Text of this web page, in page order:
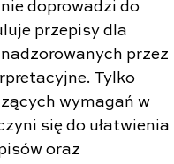
doprowadzi do
przepisy dla
przez
Tylko
wymagań w
się do ułatwienia
oraz